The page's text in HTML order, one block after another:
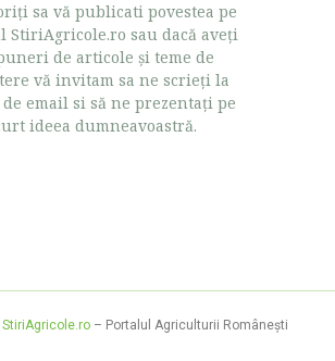
sa vă publicati povestea pe
StiriAgricole.ro sau dacă aveţi
de articole şi teme de
vă invitam sa ne scrieţi la
de email si să ne prezentaţi pe
ideea dumneavoastră.
StiriAgricole.ro – Portalul Agriculturii Româneşti